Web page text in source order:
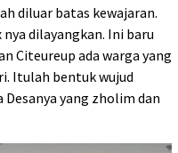
diluar batas kewajaran.
nya dilayangkan. Ini baru
Citeureup ada warga yang
Itulah bentuk wujud
yang zholim dan